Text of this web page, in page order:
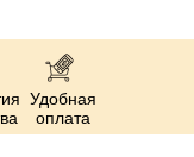
Удобная
оплата